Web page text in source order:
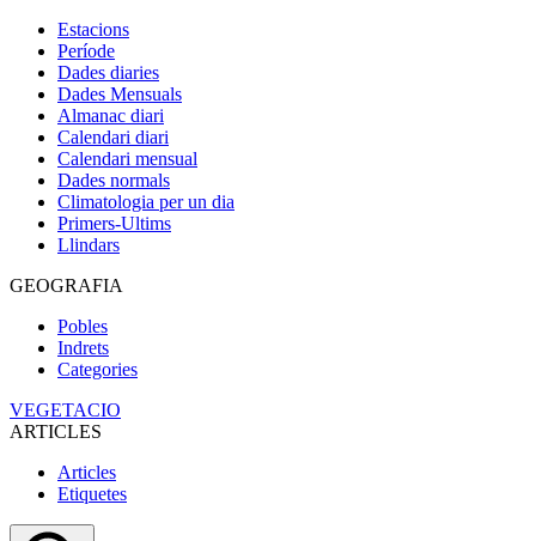
Estacions
Període
Dades diaries
Dades Mensuals
Almanac diari
Calendari diari
Calendari mensual
Dades normals
Climatologia per un dia
Primers-Ultims
Llindars
GEOGRAFIA
Pobles
Indrets
Categories
VEGETACIO
ARTICLES
Articles
Etiquetes